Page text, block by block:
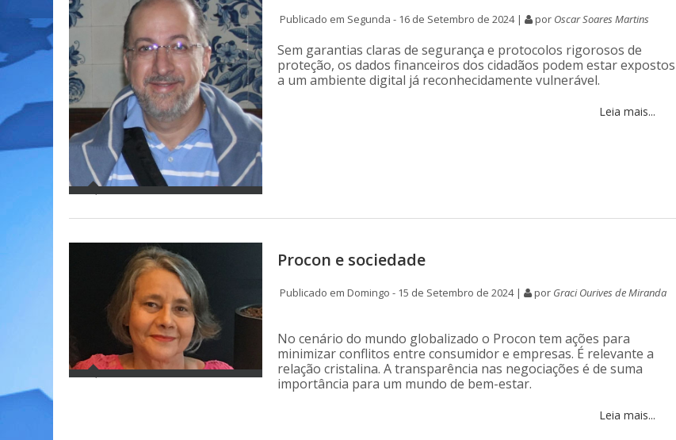
Publicado em Segunda - 16 de Setembro de 2024 | por Oscar Soares Martins
Sem garantias claras de segurança e protocolos rigorosos de
proteção, os dados financeiros dos cidadãos podem estar expostos
a um ambiente digital já reconhecidamente vulnerável.
Leia mais...
Procon e sociedade
Publicado em Domingo - 15 de Setembro de 2024 | por Graci Ourives de Miranda
No cenário do mundo globalizado o Procon tem ações para
minimizar conflitos entre consumidor e empresas. É relevante a
relação cristalina. A transparência nas negociações é de suma
importância para um mundo de bem-estar.
Leia mais...